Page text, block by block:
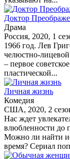
Доктор
Драма
Россия, 2020, 1
1966 год. Лев
челюстно-лицевой
– первое
пластической...
Личная жизнь
Комедия
США, 2020, 2
Нас ждет
влюбленности до
Можно ли найти
время? Сериал